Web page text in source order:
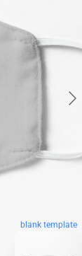
blank template